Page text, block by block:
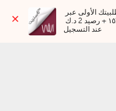
عند التسجيل